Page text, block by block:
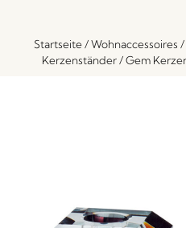
Startseite/Wohnaccessoires /
Kerzenständer/Gem